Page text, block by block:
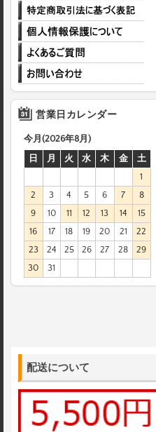
営業日カレンダー
今月(2026年8月)
日
月 火 水 木 金
土
1
2
3 4 5 6 7
8
9
10 11 12 13 14
15
16
17 18 19 20 21
22
23
24 25 26 27 28
29
30
31
配送について